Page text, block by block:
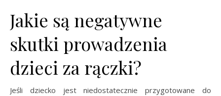
Jakie są negatywne
skutki prowadzenia
dzieci za rączki?
Jeśli dziecko jest niedostatecznie przygotowane do